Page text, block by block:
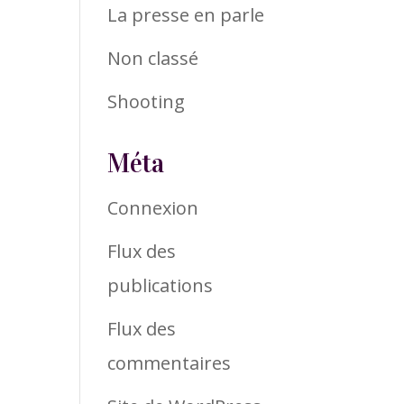
La presse en parle
Non classé
Shooting
Méta
Connexion
Flux des
publications
Flux des
commentaires